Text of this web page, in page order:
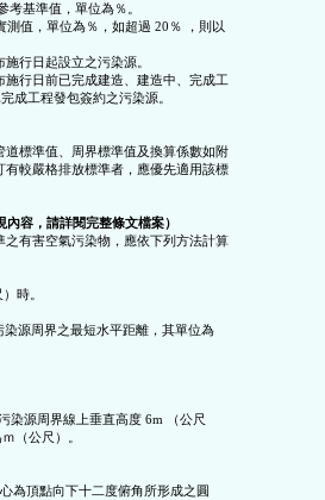
考基準值，單位為％。
測值，單位為％，如超過 20％ ，則以
行日起設立之污染源。
行日前已完成建造、建造中、完成工
道標準值、周界標準值及換算係數如附
較嚴格排放標準者，應優先適用該標
容，請詳閱完整條文檔案）
有害空氣污染物，應依下列方法計算
時。